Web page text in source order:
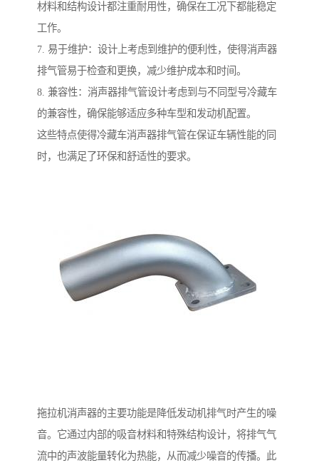
材料和结构设计都注重耐用性，确保在工况下都能稳定
工作。
7. 易于维护：设计上考虑到维护的便利性，使得消声器
排气管易于检查和更换，减少维护成本和时间。
8. 兼容性：消声器排气管设计考虑到与不同型号冷藏车
的兼容性，确保能够适应多种车型和发动机配置。
这些特点使得冷藏车消声器排气管在保证车辆性能的同
时，也满足了环保和舒适性的要求。
拖拉机消声器的主要功能是降低发动机排气时产生的噪
音。它通过内部的吸音材料和特殊结构设计，将排气气
流中的声波能量转化为热能，从而减少噪音的传播。此